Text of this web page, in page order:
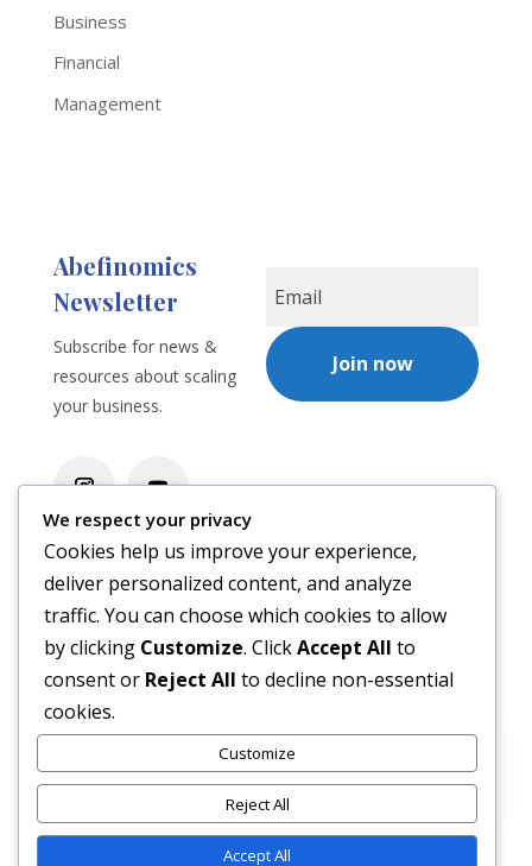
Business
Financial
Management
Abefinomics
Newsletter
Subscribe for news &
resources about scaling
your business.
Join now
+62 812-8132-1578
info@abefinomics.com
Tangerang Selatan, Banten, Indonesia
Send a Message
We respect your privacy
Cookies help us improve your experience,
deliver personalized content, and analyze
traffic. You can choose which cookies to allow
by clicking Customize. ClickAccept All to
consent or Reject All to decline non-essential
cookies.
Customize
Reject All
Accept All